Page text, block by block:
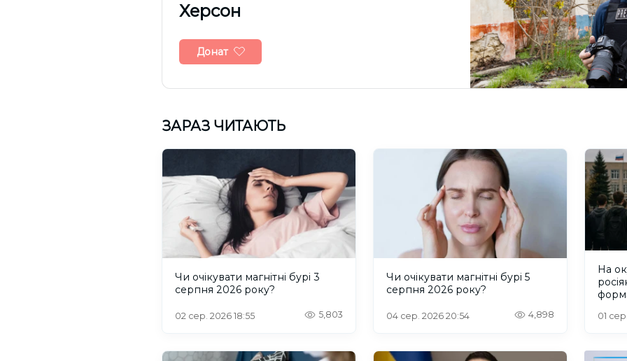
Херсон
Донат
ЗАРАЗ ЧИТАЮТЬ
Чи очікувати магнітні бурі 3
серпня 2026 року?
02 сер. 2026 18:55 5,803
Чи очікувати магнітні бурі 5
серпня 2026 року?
04 сер. 2026 20:54 4,898
На
01